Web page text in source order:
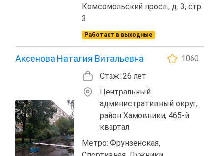
Комсомольский просп., д. 3, стр.
3
Работает в выходные
Аксенова Наталия Витальевна
1060
Стаж: 26 лет
Центральный
административный округ,
район Хамовники, 465-й
квартал
Метро: Фрунзенская,